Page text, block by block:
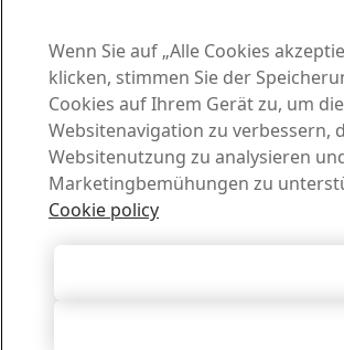
bei Fragen oder
Download-Center
Laden Sie Broschüren, Zertifikate und
von SSAB herunter.
Zu den Downloads
Vertrieb
Wenden Sie sich bei Fragen zum Verkauf
Tech Support
Wenn Sie auf „Alle Cookies
klicken, stimmen Sie der
Cookies auf Ihrem Gerät zu, um die
Websitenavigation zu verbessern,
Websitenutzung zu analysieren
Marketingbemühungen zu
Cookie policy